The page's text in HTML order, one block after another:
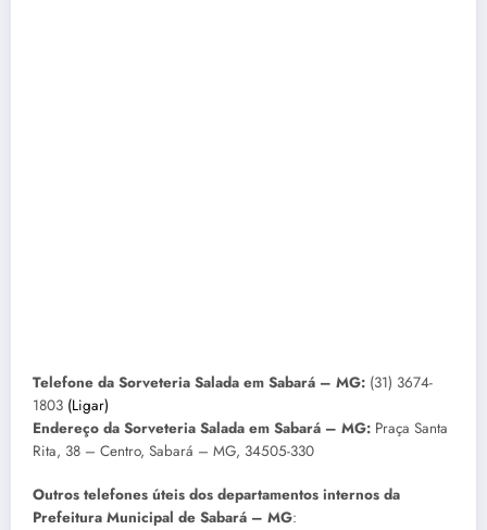
Telefone da Sorveteria Salada em Sabará – MG: (31) 3674-
1803 (Ligar)
Endereço da Sorveteria Salada em Sabará – MG: Praça Santa
Rita, 38 – Centro, Sabará – MG, 34505-330
Outros telefones úteis dos departamentos internos da
Prefeitura Municipal de Sabará – MG: